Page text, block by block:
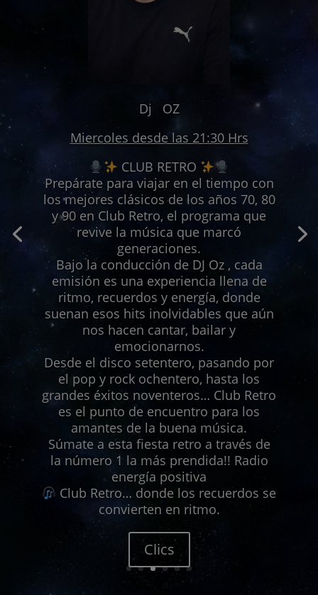
Dj OZ
Miercoles desde las 21:30 Hrs
CLUB RETRO
Prepárate para viajar en el tiempo con
los mejores clásicos de los años 70, 80
y 90 en Club Retro, el programa que
revive la música que marcó
generaciones.
Bajo la conducción de DJ Oz , cada
emisión es una experiencia llena de
ritmo, recuerdos y energía, donde
suenan esos hits inolvidables que aún
nos hacen cantar, bailar y
emocionarnos.
Desde el disco setentero, pasando por
el pop y rock ochentero, hasta los
grandes éxitos noventeros… Club Retro
es el punto de encuentro para los
amantes de la buena música.
Súmate a esta fiesta retro a través de
la número 1 la más prendida!! Radio
energía positiva
Club Retro… donde los recuerdos se
convierten en ritmo.
Clics
Capeando la Noche
Viernes y Sabados desde las 22:00 hrs